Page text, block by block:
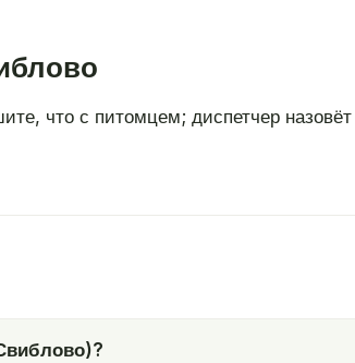
что с питомцем; диспетчер